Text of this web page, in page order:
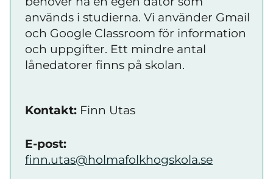
används i studierna. Vi använder Gmail
och Google Classroom för information
och uppgifter. Ett mindre antal
lånedatorer finns på skolan.
Kontakt: Finn Utas
E-post:
finn.utas@holmafolkhogskola.se